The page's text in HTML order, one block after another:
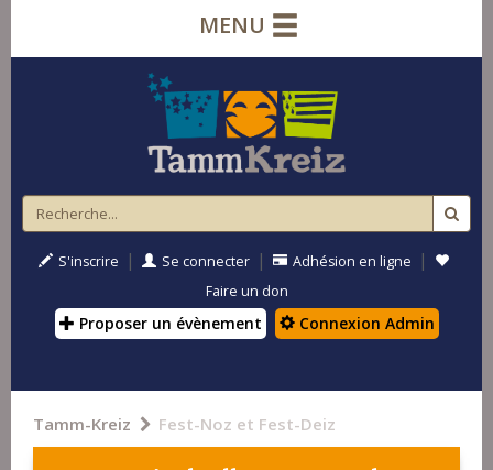
MENU
S'inscrire | Se connecter | Adhésion en ligne |
Faire un don
Proposer un évènement Connexion Admin
Tamm-Kreiz Fest-Noz et Fest-Deiz